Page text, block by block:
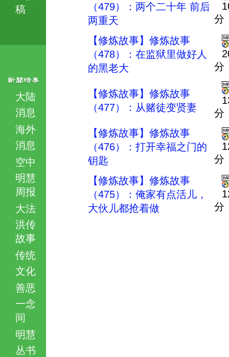
稿
大陆
消息
海外
消息
空中
明慧
周报
大法
洪传
故事
传统
文化
善恶
一念
间
明慧
丛书
（479）：两个二十年 前后
两重天
分
【修炼故事】修炼故事
（478）：在监狱里做好人
的黑老大
分
【修炼故事】修炼故事
（477）：从赌徒变贤妻
分
【修炼故事】修炼故事
（476）：打开幸福之门的
钥匙
分
【修炼故事】修炼故事
（475）：俺家有点活儿，
大伙儿都抢着做
分